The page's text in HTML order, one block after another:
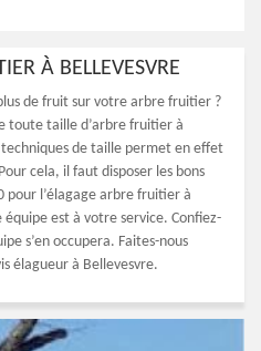
À BELLEVESVRE
de fruit sur votre arbre fruitier ?
toute taille d’arbre fruitier à
techniques de taille permet en effet
cela, il faut disposer les bons
pour l’élagage arbre fruitier à
est à votre service. Confiez-
s’en occupera. Faites-nous
élagueur à Bellevesvre.